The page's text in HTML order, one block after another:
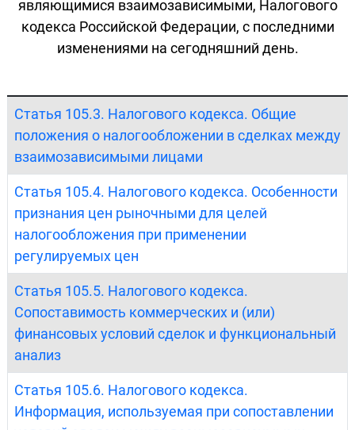
являющимися взаимозависимыми, Налогового
кодекса Российской Федерации, с последними
изменениями на сегодняшний день.
Статья 105.3. Налогового кодекса. Общие
положения о налогообложении в сделках между
взаимозависимыми лицами
Статья 105.4. Налогового кодекса. Особенности
признания цен рыночными для целей
налогообложения при применении
регулируемых цен
Статья 105.5. Налогового кодекса.
Сопоставимость коммерческих и (или)
финансовых условий сделок и функциональный
анализ
Статья 105.6. Налогового кодекса.
Информация, используемая при сопоставлении